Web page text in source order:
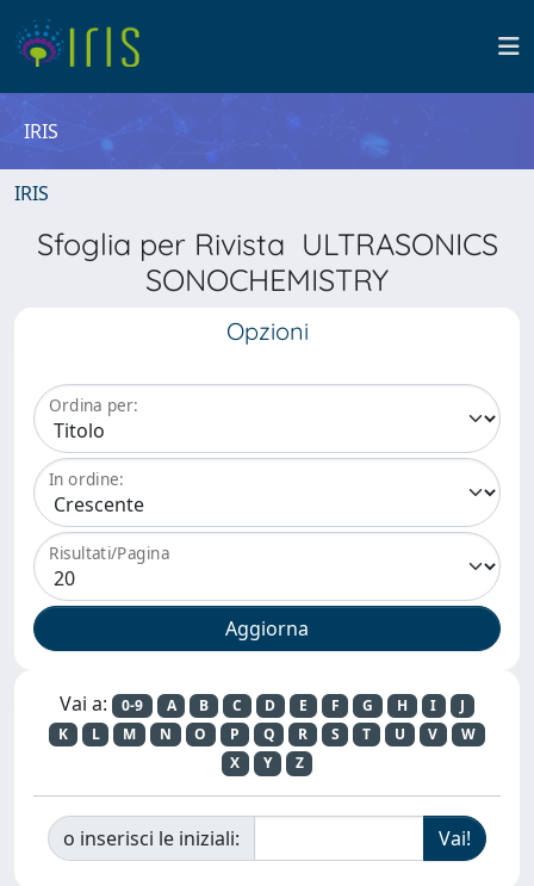
IRIS
IRIS
Sfoglia per Rivista ULTRASONICS
SONOCHEMISTRY
Opzioni
Ordina per:
In ordine:
Risultati/Pagina
Vai a: 0-9 A B C D E F G H I
J
K
L M N O P Q R S T U V
W
X
Y Z
o inserisci le iniziali: